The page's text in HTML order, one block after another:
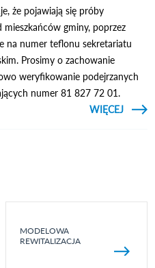
że pojawiają się próby
gminy, poprzez
na numer teflonu sekretariatu
Prosimy o zachowanie
weryfikowanie podejrzanych
numer 81 827 72 01.
CZYTAJ
WIĘCEJ
O
MODELOWA
REWITALIZACJA